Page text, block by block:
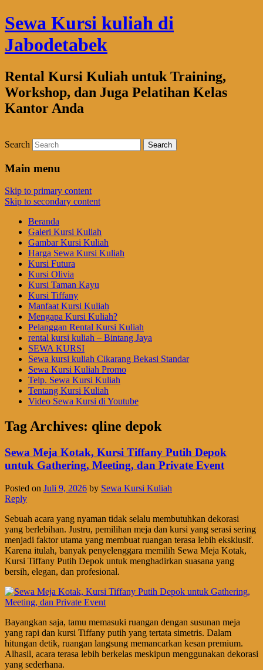
Sewa Kursi kuliah di
Jabodetabek
Rental Kursi Kuliah untuk Training,
Workshop, dan Juga Pelatihan Kelas
Kantor Anda
Search
Main menu
Skip to primary content
Skip to secondary content
Beranda
Galeri Kursi Kuliah
Gambar Kursi Kuliah
Harga Sewa Kursi Kuliah
Kursi Futura
Kursi Olivia
Kursi Taman Kayu
Kursi Tiffany
Manfaat Kursi Kuliah
Mengapa Kursi Kuliah?
Pelanggan Rental Kursi Kuliah
rental kursi kuliah – Bintang Jaya
SEWA KURSI
Sewa kursi kuliah Cikarang Bekasi Standar
Sewa Kursi Kuliah Promo
Telp. Sewa Kursi Kuliah
Tentang Kursi Kuliah
Video Sewa Kursi di Youtube
Tag Archives: qline depok
Sewa Meja Kotak, Kursi Tiffany Putih Depok
untuk Gathering, Meeting, dan Private Event
Posted on Juli 9, 2026 by Sewa Kursi Kuliah
Reply
Sebuah acara yang nyaman tidak selalu membutuhkan dekorasi
yang berlebihan. Justru, pemilihan meja dan kursi yang serasi sering
menjadi faktor utama yang membuat ruangan terasa lebih eksklusif.
Karena itulah, banyak penyelenggara memilih Sewa Meja Kotak,
Kursi Tiffany Putih Depok untuk menghadirkan suasana yang
bersih, elegan, dan profesional.
Bayangkan saja, tamu memasuki ruangan dengan susunan meja
yang rapi dan kursi Tiffany putih yang tertata simetris. Dalam
hitungan detik, ruangan langsung memancarkan kesan premium.
Alhasil, acara terasa lebih berkelas meskipun menggunakan dekorasi
yang sederhana.